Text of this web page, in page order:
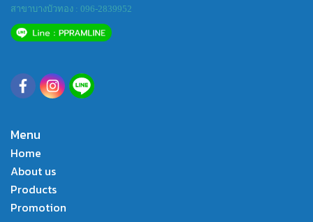
สาขาบางบัวทอง : 096-2839952
Menu
Home
About us
Products
Promotion